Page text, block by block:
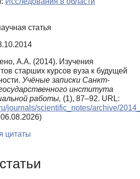
статья
А.А. (2014). Изучения
старших курсов вуза к будущей
Учёные записки Санкт-
института
работы, (1), 87–92. URL:
journals/scientific_notes/archive/
цитаты